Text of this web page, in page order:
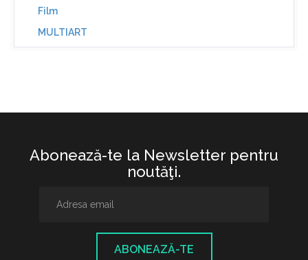
Film
MULTIART
Abonează-te la Newsletter pentru
noutăţi.
ABONEAZĂ-TE